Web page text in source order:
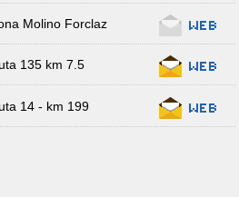
Molino Forclaz
135 km 7.5
14 - km 199